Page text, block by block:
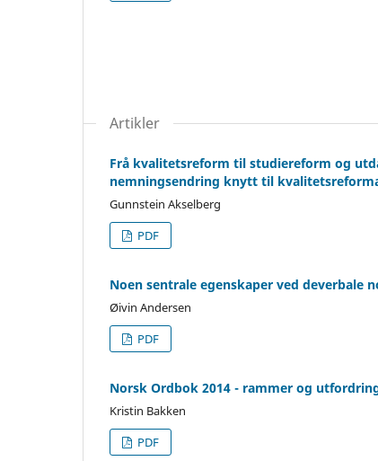
Artikler
Frå kvalitetsreform til studiereform og
nemningsendring knytt til
Gunnstein Akselberg
PDF
Noen sentrale egenskaper ved deverbale
Øivin Andersen
PDF
Norsk Ordbok 2014 - rammer og
Kristin Bakken
PDF